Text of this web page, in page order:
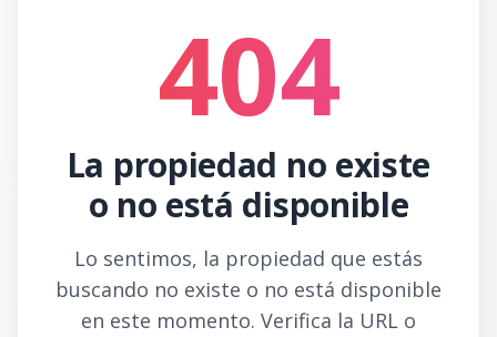
404
La propiedad no existe
o no está disponible
Lo sentimos, la propiedad que estás
buscando no existe o no está disponible
en este momento. Verifica la URL o